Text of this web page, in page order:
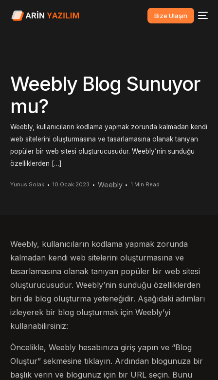
Bize Ulaşın
Weebly Blog Sunuyor
mu?
Weebly, kullanıcıların kodlama yapmak zorunda kalmadan kendi
web sitelerini oluşturmasına ve tasarlamasına olanak tanıyan
popüler bir web sitesi oluşturucusudur. Weebly’nin sunduğu
özelliklerden […]
Yunus Solak 10 Ocak 2023 Weebly 1 Min Read
Weebly, kullanıcıların kodlama yapmak zorunda
kalmadan kendi web sitelerini oluşturmasına ve
tasarlamasına olanak tanıyan popüler bir web sitesi
oluşturucusudur. Weebly’nin sunduğu özelliklerden
biri de blog oluşturma yeteneğidir. Aşağıdaki adımları
izleyerek bir blog oluşturmak için Weebly’yi
kullanabilirsiniz:
Öncelikle, Weebly hesabınıza giriş yapın ve “Blog
Oluştur” sekmesine tıklayın. Ardından blogunuza bir
başlık verin ve blogunuz için bir URL seçin. Bunu